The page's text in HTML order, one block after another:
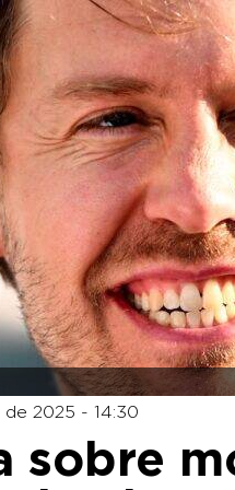
2025 - 14:30
sobre